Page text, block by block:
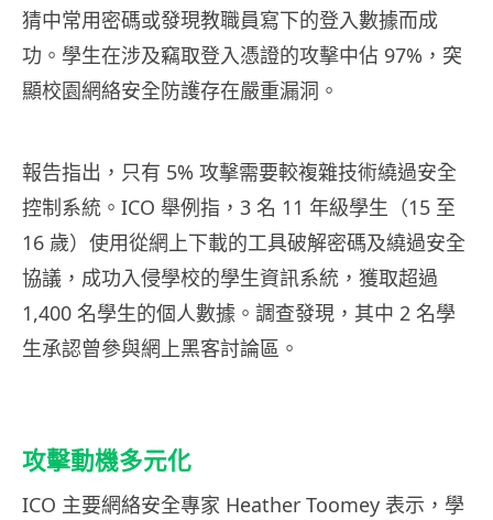
猜中常用密碼或發現教職員寫下的登入數據而成
功。學生在涉及竊取登入憑證的攻擊中佔 97%，突
顯校園網絡安全防護存在嚴重漏洞。
報告指出，只有 5% 攻擊需要較複雜技術繞過安全
控制系統。ICO 舉例指，3 名 11 年級學生（15 至
16 歲）使用從網上下載的工具破解密碼及繞過安全
協議，成功入侵學校的學生資訊系統，獲取超過
1,400 名學生的個人數據。調查發現，其中 2 名學
生承認曾參與網上黑客討論區。
攻擊動機多元化
ICO 主要網絡安全專家 Heather Toomey 表示，學